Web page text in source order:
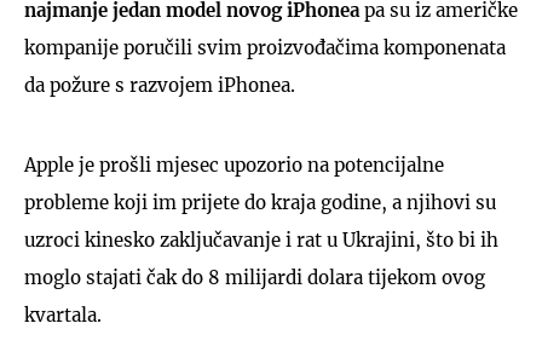
najmanje jedan model novog iPhonea pa su iz američke
kompanije poručili svim proizvođačima komponenata
da požure s razvojem iPhonea.
Apple je prošli mjesec upozorio na potencijalne
probleme koji im prijete do kraja godine, a njihovi su
uzroci kinesko zaključavanje i rat u Ukrajini, što bi ih
moglo stajati čak do 8 milijardi dolara tijekom ovog
kvartala.